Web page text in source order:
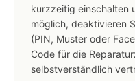
kurzzeitig einschalten
möglich, deaktivieren
(PIN, Muster oder
Code für die
selbstverständlich